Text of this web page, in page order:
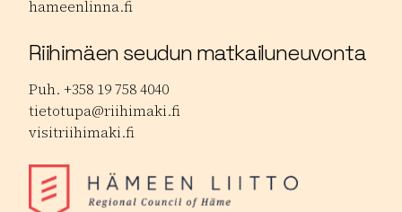
hameenlinna.fi
Riihimäen seudun matkailuneuvonta
Puh. +358 19 758 4040
tietotupa@riihimaki.fi
visitriihimaki.fi